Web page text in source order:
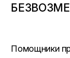
Помощники